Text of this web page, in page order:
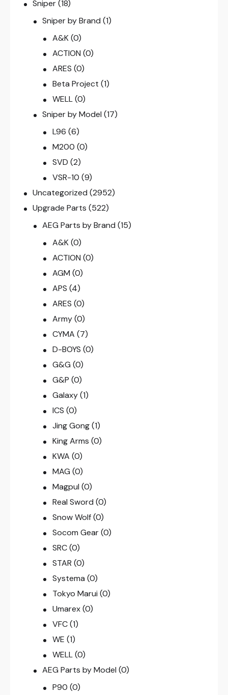
Sniper(18)
Sniper by Brand (1)
A&K (0)
ACTION (0)
ARES (0)
Beta Project (1)
WELL (0)
Sniper by Model (17)
L96 (6)
M200 (0)
SVD (2)
VSR-10 (9)
Uncategorized (2952)
Upgrade Parts (522)
AEG Parts by Brand (15)
A&K (0)
ACTION (0)
AGM (0)
APS (4)
ARES (0)
Army (0)
CYMA (7)
D-BOYS (0)
G&G (0)
G&P (0)
Galaxy (1)
ICS (0)
Jing Gong (1)
King Arms (0)
KWA (0)
MAG (0)
Magpul (0)
Real Sword (0)
Snow Wolf (0)
Socom Gear (0)
SRC (0)
STAR (0)
Systema (0)
Tokyo Marui (0)
Umarex (0)
VFC (1)
WE (1)
WELL (0)
AEG Parts by Model (0)
P90 (0)